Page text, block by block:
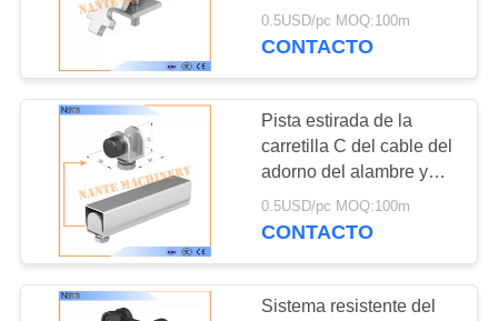
Sistema del adorno
de la pista de C
64
C32 los 4m - los 6m
120m/min
0.5USD/pc MOQ:100m
CONTACTO
Pista estirada de la
carretilla C del cable del
adorno del alambre y
cable de la carretilla que
lleva a cabo el sistema
0.5USD/pc MOQ:100m
CONTACTO
Sistema resistente del